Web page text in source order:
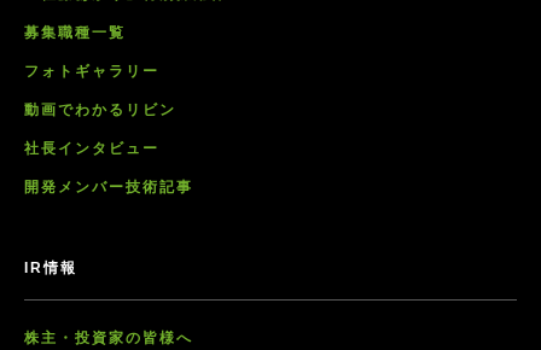
募集職種一覧
フォトギャラリー
動画でわかるリビン
社長インタビュー
開発メンバー技術記事
IR情報
株主・投資家の皆様へ